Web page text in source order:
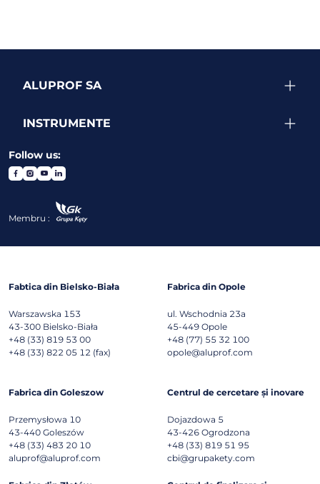
ALUPROF SA
INSTRUMENTE
Follow us:
Membru :
Fabtica din Bielsko-Biała
Warszawska 153
43-300 Bielsko-Biała
+48 (33) 819 53 00
+48 (33) 822 05 12 (fax)
Fabrica din Opole
ul. Wschodnia 23a
45-449 Opole
+48 (77) 55 32 100
opole@aluprof.com
Fabrica din Goleszow
Przemysłowa 10
43-440 Goleszów
+48 (33) 483 20 10
aluprof@aluprof.com
Centrul de cercetare și inovare
Dojazdowa 5
43-426 Ogrodzona
+48 (33) 819 51 95
cbi@grupakety.com